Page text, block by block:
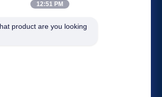
Meminta Kutipan
12:51 PM
product are you looking